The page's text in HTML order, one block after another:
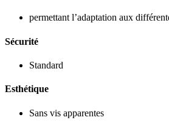
permettant l’adaptation aux
Sécurité
Standard
Esthétique
Sans vis apparentes